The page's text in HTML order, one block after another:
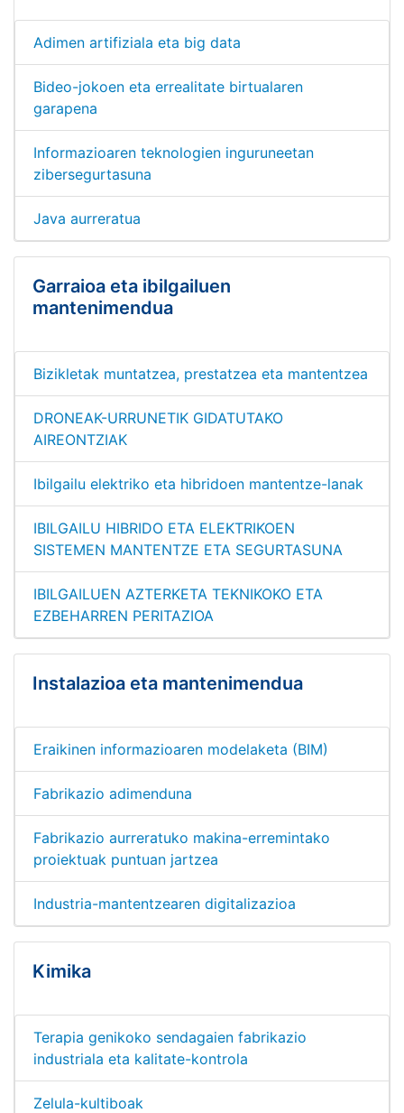
Adimen artifiziala eta big data
Bideo-jokoen eta errealitate birtualaren
garapena
Informazioaren teknologien inguruneetan
zibersegurtasuna
Java aurreratua
Garraioa eta ibilgailuen
mantenimendua
Bizikletak muntatzea, prestatzea eta mantentzea
DRONEAK-URRUNETIK GIDATUTAKO
AIREONTZIAK
Ibilgailu elektriko eta hibridoen mantentze-lanak
IBILGAILU HIBRIDO ETA ELEKTRIKOEN
SISTEMEN MANTENTZE ETA SEGURTASUNA
IBILGAILUEN AZTERKETA TEKNIKOKO ETA
EZBEHARREN PERITAZIOA
Instalazioa eta mantenimendua
Eraikinen informazioaren modelaketa (BIM)
Fabrikazio adimenduna
Fabrikazio aurreratuko makina-erremintako
proiektuak puntuan jartzea
Industria-mantentzearen digitalizazioa
Kimika
Terapia genikoko sendagaien fabrikazio
industriala eta kalitate-kontrola
Zelula-kultiboak